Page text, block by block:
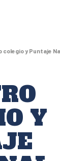
colegio y Puntaje
Y